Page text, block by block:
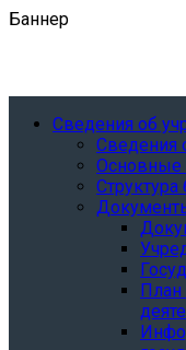
Баннер
Сведения об
Сведения
Основные
Структура
План